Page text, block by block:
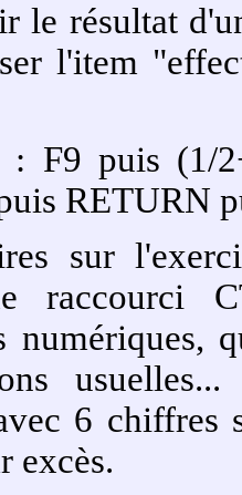
le résultat
l'item
: F9 puis (1/
RETURN
sur
raccourci
numériques,
6 chiffres
excès.